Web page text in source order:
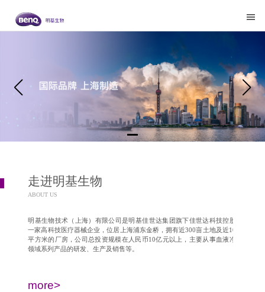
走进明基生物
ABOUT US
明基生物技术（上海）有限公司是明基佳世达集团旗下佳世达科技控股的
一家高科技医疗器械企业，位居上海浦东金桥，拥有近300亩土地及近10万
平方米的厂房，公司总投资规模在人民币10亿元以上，主要从事血液净化
领域系列产品的研发、生产及销售等。
more>